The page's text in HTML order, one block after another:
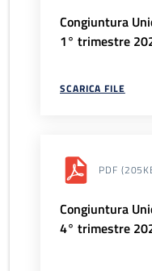
Congiuntura
1° trimestre
SCARICA FILE
PDF
Congiuntura
4° trimestre